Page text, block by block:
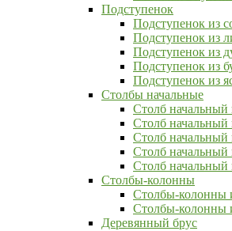
Подступенок
Подступенок из
Подступенок из
Подступенок из
Подступенок из
Подступенок из
Столбы начальные
Столб начальный
Столб
Столб начальный
Столб начальный
Столб начальный
Столбы-колонны
Столбы-колонны
Столбы-колонны
Деревянный брус